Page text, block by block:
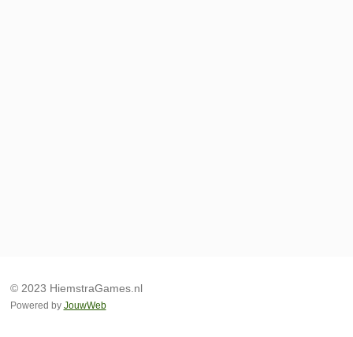
© 2023 HiemstraGames.nl
Powered by JouwWeb